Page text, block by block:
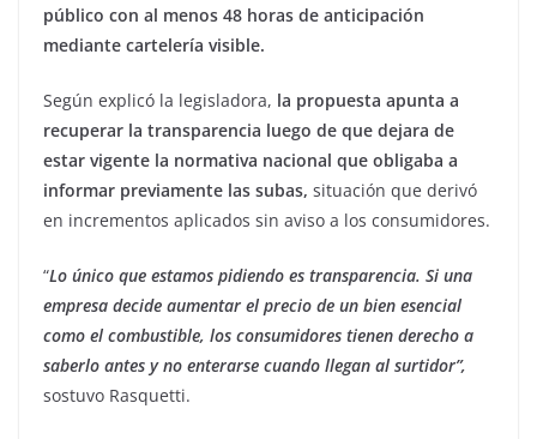
público con al menos 48 horas de anticipación
mediante cartelería visible.
Según explicó la legisladora, la propuesta apunta a
recuperar la transparencia luego de que dejara de
estar vigente la normativa nacional que obligaba a
informar previamente las subas, situación que derivó
en incrementos aplicados sin aviso a los consumidores.
“Lo único que estamos pidiendo es transparencia. Si una
empresa decide aumentar el precio de un bien esencial
como el combustible, los consumidores tienen derecho a
saberlo antes y no enterarse cuando llegan al surtidor”,
sostuvo Rasquetti.